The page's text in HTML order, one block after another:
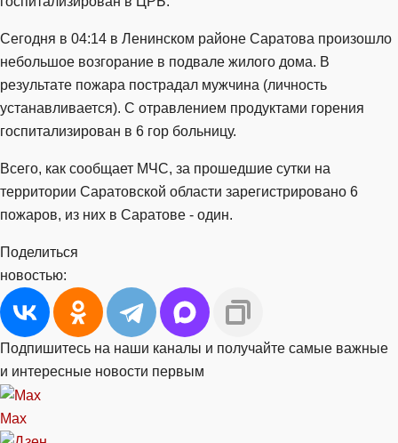
Сегодня в 04:14 в Ленинском районе Саратова произошло
небольшое возгорание в подвале жилого дома. В
результате пожара пострадал мужчина (личность
устанавливается). С отравлением продуктами горения
госпитализирован в 6 гор больницу.
Всего, как сообщает МЧС, за прошедшие сутки на
территории Саратовской области зарегистрировано 6
пожаров, из них в Саратове - один.
Поделиться
новостью:
Подпишитесь на наши каналы и получайте самые важные
и интересные новости первым
Max